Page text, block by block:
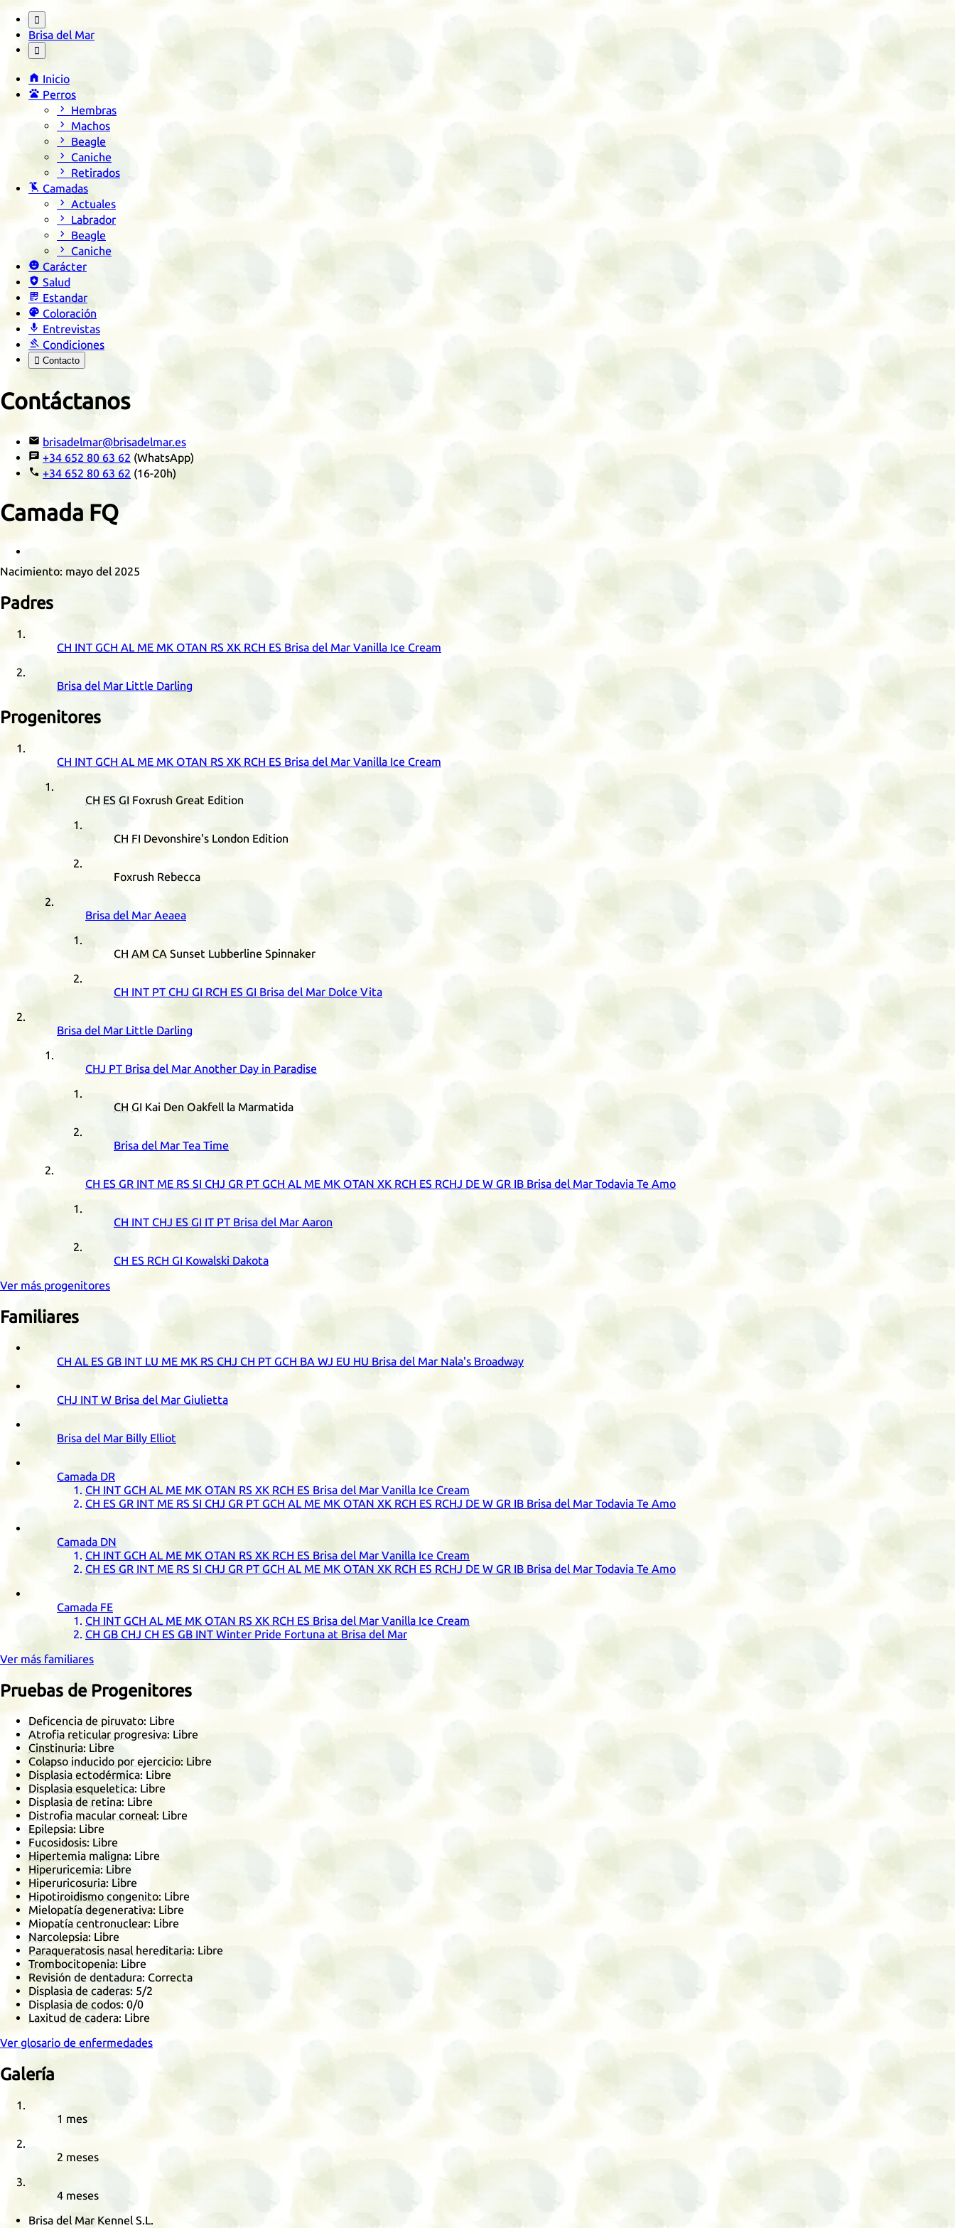

Brisa del Mar

 Inicio
 Perros
 Hembras
 Machos
 Beagle
 Caniche
 Retirados
 Camadas
 Actuales
 Labrador
 Beagle
 Caniche
 Carácter
 Salud
 Estandar
 Coloración
 Entrevistas
 Condiciones
 Contacto
Contáctanos
 brisadelmar@brisadelmar.es
 +34 652 80 63 62 (WhatsApp)
 +34 652 80 63 62 (16-20h)
Camada FQ
Nacimiento: mayo del 2025
Padres
CH INT GCH AL ME MK OTAN RS XK RCH ES Brisa del Mar Vanilla Ice Cream
Brisa del Mar Little Darling
Progenitores
CH INT GCH AL ME MK OTAN RS XK RCH ES Brisa del Mar Vanilla Ice Cream
CH ES GI Foxrush Great Edition
CH FI Devonshire's London Edition
Foxrush Rebecca
Brisa del Mar Aeaea
CH AM CA Sunset Lubberline Spinnaker
CH INT PT CHJ GI RCH ES GI Brisa del Mar Dolce Vita
Brisa del Mar Little Darling
CHJ PT Brisa del Mar Another Day in Paradise
CH GI Kai Den Oakfell la Marmatida
Brisa del Mar Tea Time
CH ES GR INT ME RS SI CHJ GR PT GCH AL ME MK OTAN XK RCH ES RCHJ DE W GR IB Brisa del Mar Todavia Te Amo
CH INT CHJ ES GI IT PT Brisa del Mar Aaron
CH ES RCH GI Kowalski Dakota
Ver más progenitores
Familiares
CH AL ES GB INT LU ME MK RS CHJ CH PT GCH BA WJ EU HU Brisa del Mar Nala's Broadway
CHJ INT W Brisa del Mar Giulietta
Brisa del Mar Billy Elliot
Camada DR
CH INT GCH AL ME MK OTAN RS XK RCH ES Brisa del Mar Vanilla Ice Cream
CH ES GR INT ME RS SI CHJ GR PT GCH AL ME MK OTAN XK RCH ES RCHJ DE W GR IB Brisa del Mar Todavia Te Amo
Camada DN
CH INT GCH AL ME MK OTAN RS XK RCH ES Brisa del Mar Vanilla Ice Cream
CH ES GR INT ME RS SI CHJ GR PT GCH AL ME MK OTAN XK RCH ES RCHJ DE W GR IB Brisa del Mar Todavia Te Amo
Camada FE
CH INT GCH AL ME MK OTAN RS XK RCH ES Brisa del Mar Vanilla Ice Cream
CH GB CHJ CH ES GB INT Winter Pride Fortuna at Brisa del Mar
Ver más familiares
Pruebas de Progenitores
Deficencia de piruvato: Libre
Atrofia reticular progresiva: Libre
Cinstinuria: Libre
Colapso inducido por ejercicio: Libre
Displasia ectodérmica: Libre
Displasia esqueletica: Libre
Displasia de retina: Libre
Distrofia macular corneal: Libre
Epilepsia: Libre
Fucosidosis: Libre
Hipertemia maligna: Libre
Hiperuricemia: Libre
Hiperuricosuria: Libre
Hipotiroidismo congenito: Libre
Mielopatía degenerativa: Libre
Miopatía centronuclear: Libre
Narcolepsia: Libre
Paraqueratosis nasal hereditaria: Libre
Trombocitopenia: Libre
Revisión de dentadura: Correcta
Displasia de caderas: 5/2
Displasia de codos: 0/0
Laxitud de cadera: Libre
Ver glosario de enfermedades
Galería
1 mes
2 meses
4 meses
Brisa del Mar Kennel S.L.